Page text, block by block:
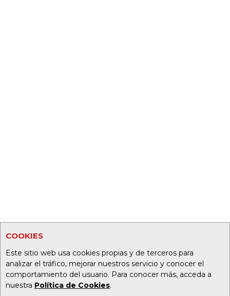
COOKIES
Este sitio web usa cookies propias y de terceros para
analizar el tráfico, mejorar nuestros servicio y conocer el
comportamiento del usuario. Para conocer más, acceda a
nuestra Política de Cookies.